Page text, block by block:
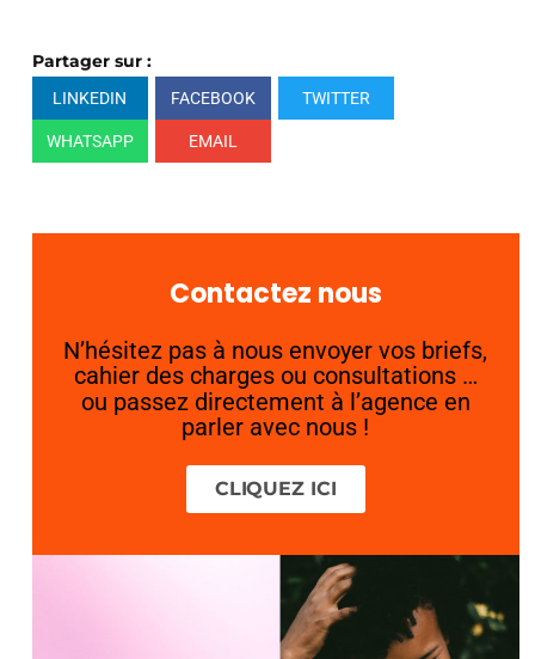
Partager sur :
LINKEDIN FACEBOOK TWITTER
WHATSAPP EMAIL
Contactez nous
N’hésitez pas à nous envoyer vos briefs,
cahier des charges ou consultations …
ou passez directement à l’agence en
parler avec nous !
CLIQUEZ ICI